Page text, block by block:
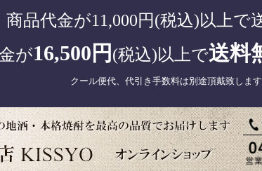
商品代金が11,000円(税込)以上で
が16,500円 (税込)以上で送料
クール便代、代引き手数料は別途頂戴致します